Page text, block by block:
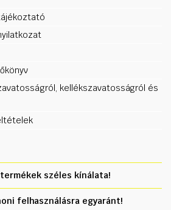
kellékszavatosságról és
széles kínálata!
felhasználásra egyaránt!